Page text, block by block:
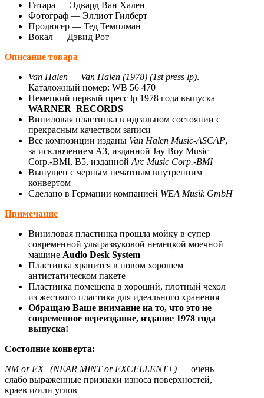
Гитара — Эдвард Ван Хален
Фотограф — Эллиот Гилберт
Продюсер — Тед Темплман
Вокал — Дэвид Рот
Описание товара
Van Halen — Van Halen (1978) (1st press lp).
Каталожный номер: WB 56 470
Немецкий первый пресс lp 1978 года выпуска
WARNER RECORDS
Виниловая пластинка в идеальном состоянии с
прекрасным качеством записи
Все композиции изданы Van Halen Music-ASCAP,
за исключением A3, изданной Jay Boy Music
Corp.-BMI, B5, изданной Arc Music Corp.-BMI
Выпущен с черным печатным внутренним
конвертом
Сделано в Германии компанией WEA Musik GmbH
Примечание
Виниловая пластинка прошла мойку в супер
современной ультразвуковой немецкой моечной
машине Audio Desk System
Пластинка хранится в новом хорошем
антистатическом пакете
Пластинка помещена в хороший, плотный чехол
из жесткого пластика для идеального хранения
Обращаю Ваше внимание на то, что это не
современное переиздание, издание 1978 года
выпуска!
Состояние конверта:
NM or EX+(NEAR MINT or EXCELLENT+) — очень
слабо выраженные признаки износа поверхностей,
краев и/или углов